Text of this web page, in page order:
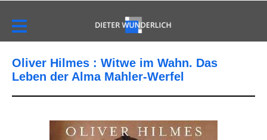
Oliver Hilmes : Witwe im Wahn. Das
Leben der Alma Mahler-Werfel